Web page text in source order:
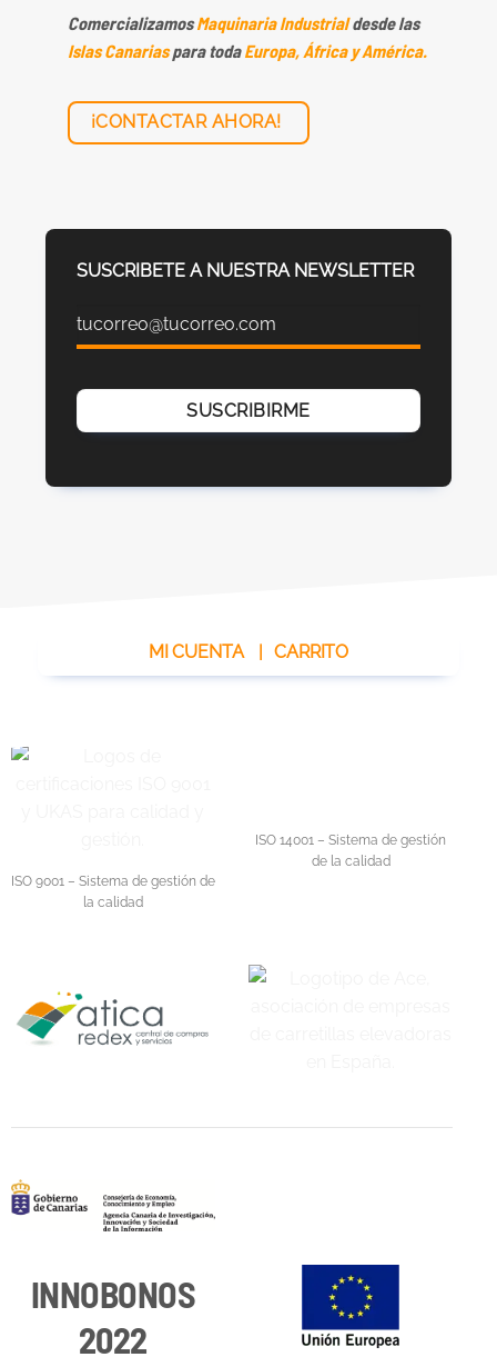
ComercializamosMaquinaria Industrialdesde las
Islas Canariaspara todaEuropa, África y América.
¡CONTACTAR AHORA!
SUSCRIBETE A NUESTRA NEWSLETTER
MI CUENTA CARRITO
ISO 9001 – Sistema de gestión de
la calidad
ISO 14001 – Sistema de gestión
de la calidad
INNOBONOS
2022